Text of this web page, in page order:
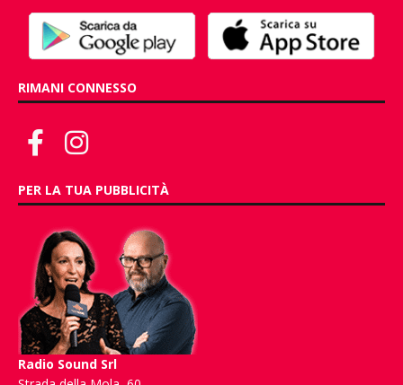
RIMANI CONNESSO
PER LA TUA PUBBLICITÀ
Radio Sound Srl